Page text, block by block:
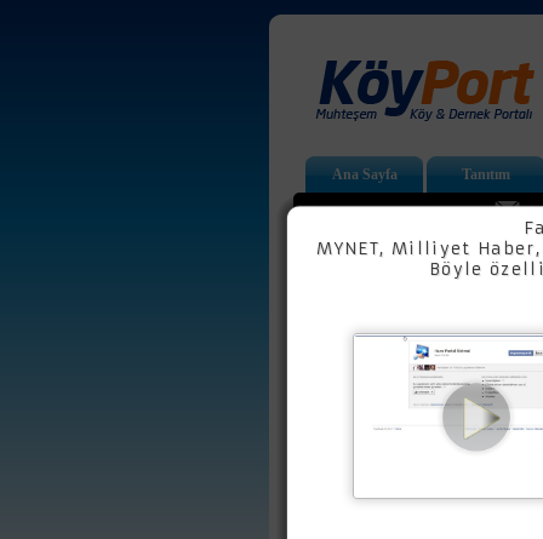
Ana Sayfa Tanıtım
KöyPort sitesine Hoş Geldiniz...